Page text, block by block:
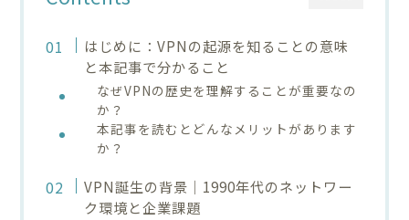
はじめに：VPNの起源を知ることの意味
と本記事で分かること
なぜVPNの歴史を理解することが重要なの
か？
本記事を読むとどんなメリットがあります
か？
VPN誕生の背景｜1990年代のネットワー
ク環境と企業課題